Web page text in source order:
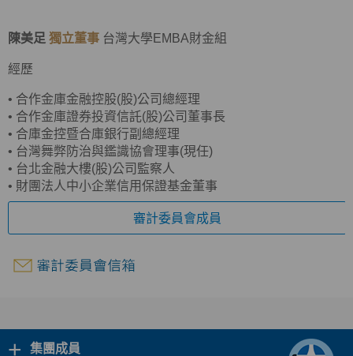
陳美足 獨立董事 台灣大學EMBA財金組
經歷
• 合作金庫金融控股(股)公司總經理
• 合作金庫證券投資信託(股)公司董事長
• 合庫金控暨合庫銀行副總經理
• 台灣舞弊防治與鑑識協會理事(現任)
• 台北金融大樓(股)公司監察人
• 財團法人中小企業信用保證基金董事
審計委員會成員
+ 集團成員